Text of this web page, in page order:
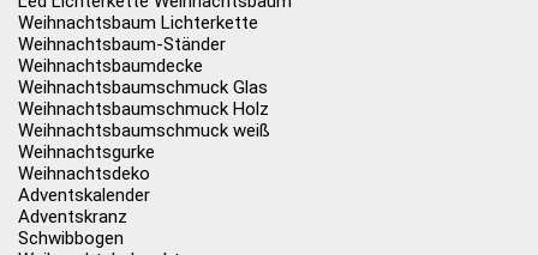
Weihnachtsbaum Lichterkette
Weihnachtsbaum-Ständer
Weihnachtsbaumdecke
Weihnachtsbaumschmuck Glas
Weihnachtsbaumschmuck Holz
Weihnachtsbaumschmuck weiß
Weihnachtsgurke
Weihnachtsdeko
Adventskalender
Adventskranz
Schwibbogen